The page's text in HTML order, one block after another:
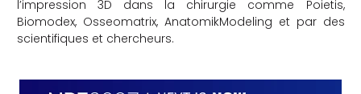
l’impression 3D dans la chirurgie comme Poietis,
Biomodex, Osseomatrix, AnatomikModeling et par des
scientifiques et chercheurs.